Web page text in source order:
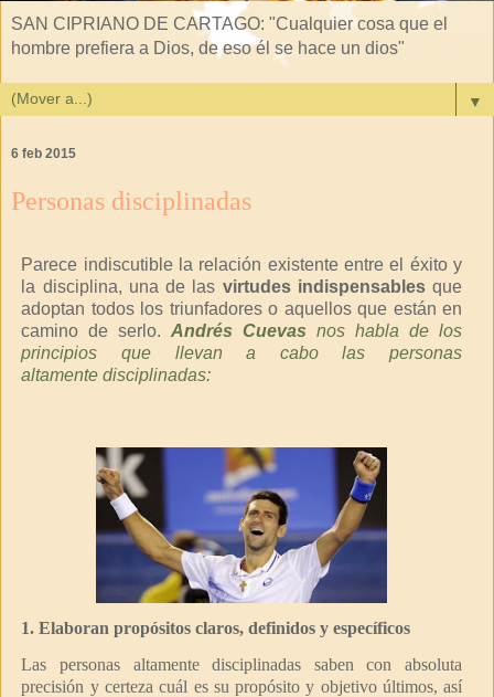
SAN CIPRIANO DE CARTAGO: "Cualquier cosa que el
hombre prefiera a Dios, de eso él se hace un dios"
▼
6 feb 2015
Personas disciplinadas
Parece indiscutible la relación existente entre el éxito y
la disciplina, una de las virtudes indispensablesque
adoptan todos los triunfadores o aquellos que están en
camino de serlo.Andrés Cuevas nos habla de los
principios que llevan a cabo las personas
altamente disciplinadas:
1. Elaboran propósitos claros, definidos y específicos
Las personas altamente disciplinadas saben con absoluta
precisión y certeza cuál es su propósito y objetivo últimos, así